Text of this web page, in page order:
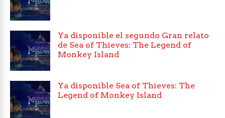
Ya disponible el segundo Gran relato
de Sea of Thieves: The Legend of
Monkey Island
Ya disponible Sea of Thieves: The
Legend of Monkey Island